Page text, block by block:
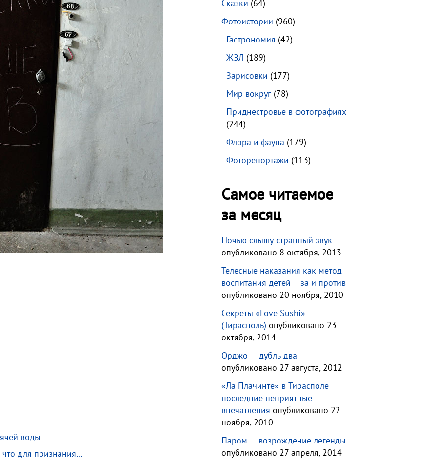
воды
что для признания…
Сказки (64)
Фотоистории (960)
Гастрономия (42)
ЖЗЛ (189)
Зарисовки (177)
Мир вокруг(78)
Приднестровье в фотографиях
(244)
Флора и фауна (179)
Фоторепортажи (113)
Самое читаемое
за месяц
Ночью слышу странный звук
опубликовано 8 октября, 2013
Телесные наказания как метод
воспитания детей – за и против
опубликовано 20 ноября, 2010
Секреты «Love Sushi»
(Тирасполь) опубликовано 23
октября, 2014
Орджо — дубль два
опубликовано 27 августа, 2012
«Ла Плачинте» в Тирасполе —
последние неприятные
впечатления опубликовано 22
ноября, 2010
Паром — возрождение легенды
опубликовано 27 апреля, 2014